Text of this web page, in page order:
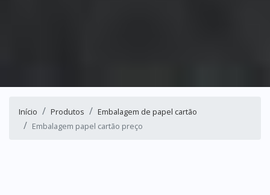
Início Produtos
Embalagem de papel cartão
Embalagem papel cartão preço